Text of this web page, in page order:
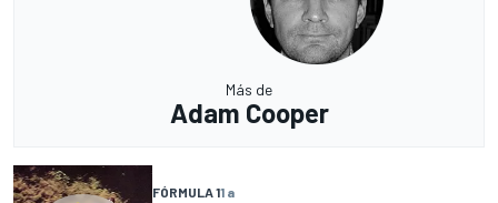
Más de
Adam Cooper
FÓRMULA 11 a